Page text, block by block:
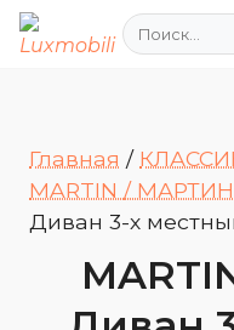
Поиск
Главная /
MARTIN / МАРТИН
Диван 3-х